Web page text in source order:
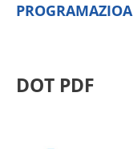
PROGRAMAZIOA
DOT PDF